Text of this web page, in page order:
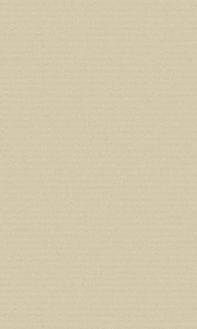
Deprecated: Creation
in/home/users/
Deprecated: Creation
deprecated in /home/
line210
Deprecated: Creation
deprecated in /home/
line212
Deprecated: Creation
deprecated in/home/
line213